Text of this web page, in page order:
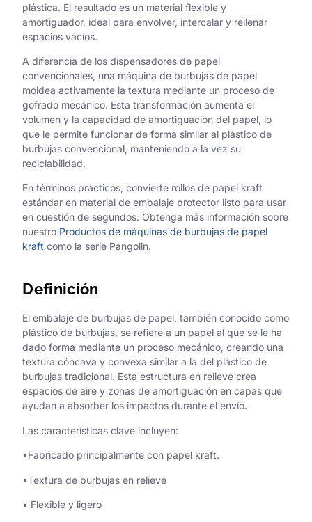
plástica. El resultado es un material flexible y
amortiguador, ideal para envolver, intercalar y rellenar
espacios vacíos.
A diferencia de los dispensadores de papel
convencionales, una máquina de burbujas de papel
moldea activamente la textura mediante un proceso de
gofrado mecánico. Esta transformación aumenta el
volumen y la capacidad de amortiguación del papel, lo
que le permite funcionar de forma similar al plástico de
burbujas convencional, manteniendo a la vez su
reciclabilidad.
En términos prácticos, convierte rollos de papel kraft
estándar en material de embalaje protector listo para usar
en cuestión de segundos. Obtenga más información sobre
nuestro Productos de máquinas de burbujas de papel
kraft como la serie Pangolin.
Definición
El embalaje de burbujas de papel, también conocido como
plástico de burbujas, se refiere a un papel al que se le ha
dado forma mediante un proceso mecánico, creando una
textura cóncava y convexa similar a la del plástico de
burbujas tradicional. Esta estructura en relieve crea
espacios de aire y zonas de amortiguación en capas que
ayudan a absorber los impactos durante el envío.
Las características clave incluyen:
•Fabricado principalmente con papel kraft.
•Textura de burbujas en relieve
• Flexible y ligero